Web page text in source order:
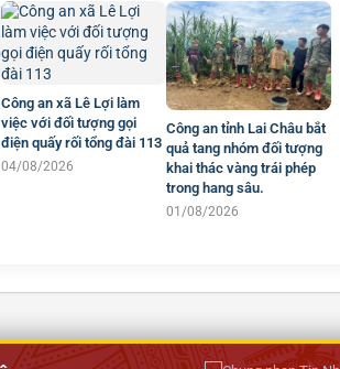
Công an xã Lê Lợi làm
việc với đối tượng gọi
điện quấy rối tổng đài 113
04/08/2026
Công an tỉnh Lai Châu bắt
quả tang nhóm đối tượng
khai thác vàng trái phép
trong hang sâu.
01/08/2026